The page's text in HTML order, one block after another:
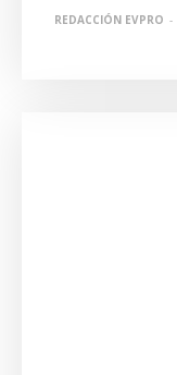
REDACCIÓN EVPRO -